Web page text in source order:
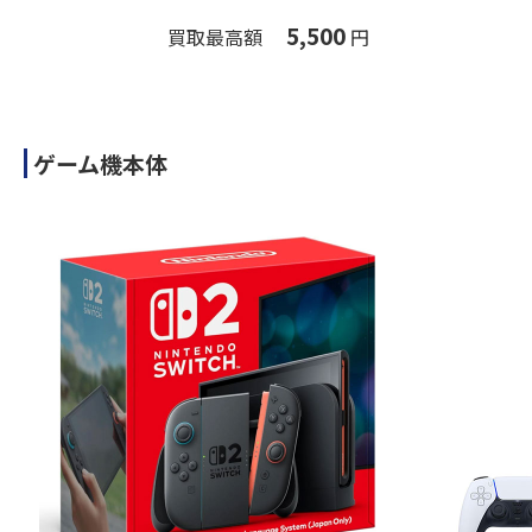
買取最高額 5,500 円
ゲーム機本体